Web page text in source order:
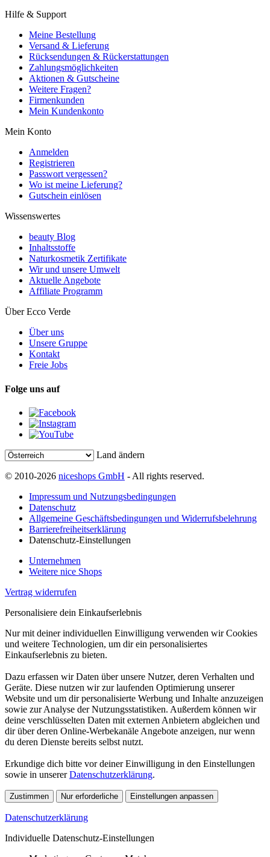
Hilfe & Support
Meine Bestellung
Versand & Lieferung
Rücksendungen & Rückerstattungen
Zahlungsmöglichkeiten
Aktionen & Gutscheine
Weitere Fragen?
Firmenkunden
Mein Kundenkonto
Mein Konto
Anmelden
Registrieren
Passwort vergessen?
Wo ist meine Lieferung?
Gutschein einlösen
Wissenswertes
beauty Blog
Inhaltsstoffe
Naturkosmetik Zertifikate
Wir und unsere Umwelt
Aktuelle Angebote
Affiliate Programm
Über Ecco Verde
Über uns
Unsere Gruppe
Kontakt
Freie Jobs
Folge uns auf
Land ändern
© 2010-2026 niceshops GmbH - All rights reserved.
Impressum und Nutzungsbedingungen
Datenschutz
Allgemeine Geschäftsbedingungen und Widerrufsbelehrung
Barrierefreiheitserklärung
Datenschutz-Einstellungen
Unternehmen
Weitere nice Shops
Vertrag widerrufen
Personalisiere dein Einkaufserlebnis
Nur mit deiner individuellen Einwilligung verwenden wir Cookies
und weitere Technologien, um dir ein personalisiertes
Einkaufserlebnis zu bieten.
Dazu erfassen wir Daten über unsere Nutzer, deren Verhalten und
Geräte. Diese nutzen wir zur laufenden Optimierung unserer
Website und um dir personalisierte Werbung und Inhalte anzuzeigen
sowie zur Analyse der Nutzungsstatistiken. Außerdem können wir
deine verschlüsselten Daten mit externen Anbietern abgleichen und
dir über deren Online-Werbekanäle Angebote anzeigen, nur wenn
du deren Dienste bereits selbst nutzt.
Erkundige dich bitte vor deiner Einwilligung in den Einstellungen
sowie in unsererDatenschutzerklärung.
Zustimmen Nur erforderliche Einstellungen anpassen
Datenschutzerklärung
Individuelle Datenschutz-Einstellungen